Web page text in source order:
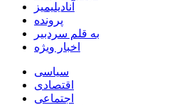
آنادیلیمیز
پرونده
به قلم سردبیر
اخبار ویژه
سیاسی
اقتصادی
اجتماعی